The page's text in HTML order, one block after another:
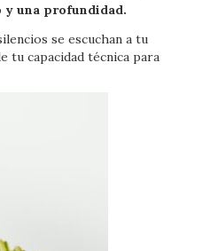
una profundidad.
se escuchan a tu
tu capacidad técnica para